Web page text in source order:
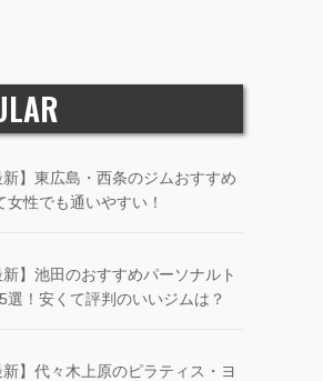
新】東広島・西条のジムおすすめ
女性でも通いやすい！
新】池田のおすすめパーソナルト
選！安くて評判のいいジムは？
新】代々木上原のピラティス・ヨ